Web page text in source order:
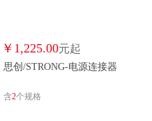
￥ 1,225.00元起
思创/STRONG-电源连接器
含2个规格